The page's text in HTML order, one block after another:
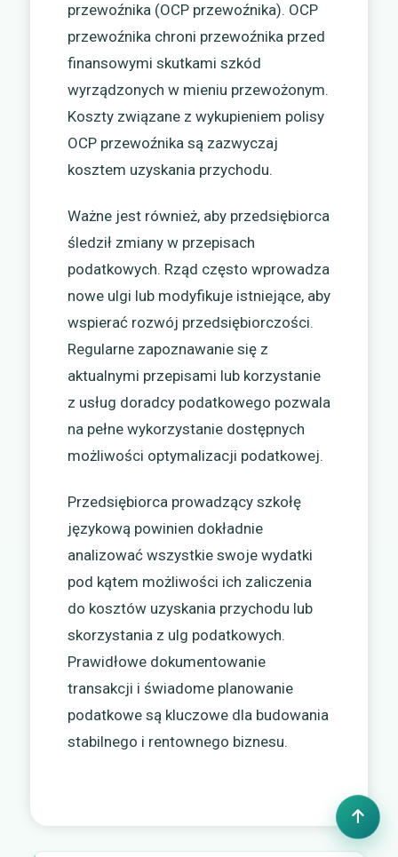
przewoźnika (OCP przewoźnika). OCP
przewoźnika chroni przewoźnika przed
finansowymi skutkami szkód
wyrządzonych w mieniu przewożonym.
Koszty związane z wykupieniem polisy
OCP przewoźnika są zazwyczaj
kosztem uzyskania przychodu.
Ważne jest również, aby przedsiębiorca
śledził zmiany w przepisach
podatkowych. Rząd często wprowadza
nowe ulgi lub modyfikuje istniejące, aby
wspierać rozwój przedsiębiorczości.
Regularne zapoznawanie się z
aktualnymi przepisami lub korzystanie
z usług doradcy podatkowego pozwala
na pełne wykorzystanie dostępnych
możliwości optymalizacji podatkowej.
Przedsiębiorca prowadzący szkołę
językową powinien dokładnie
analizować wszystkie swoje wydatki
pod kątem możliwości ich zaliczenia
do kosztów uzyskania przychodu lub
skorzystania z ulg podatkowych.
Prawidłowe dokumentowanie
transakcji i świadome planowanie
podatkowe są kluczowe dla budowania
stabilnego i rentownego biznesu.